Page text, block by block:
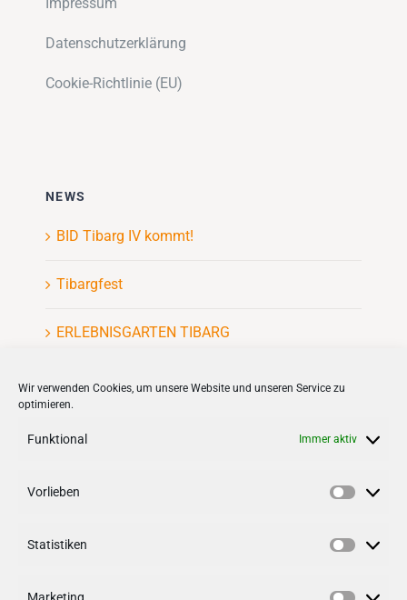
Wir verwenden Cookies, um unsere Website und unseren Service zu
optimieren.
Funktional Immer aktiv
Vorlieben
Statistiken
Impressum
Datenschutzerklärung
Cookie-Richtlinie (EU)
NEWS
BID Tibarg IV kommt!
Tibargfest
ERLEBNISGARTEN TIBARG
Kinderflohmarkt
Follow us on